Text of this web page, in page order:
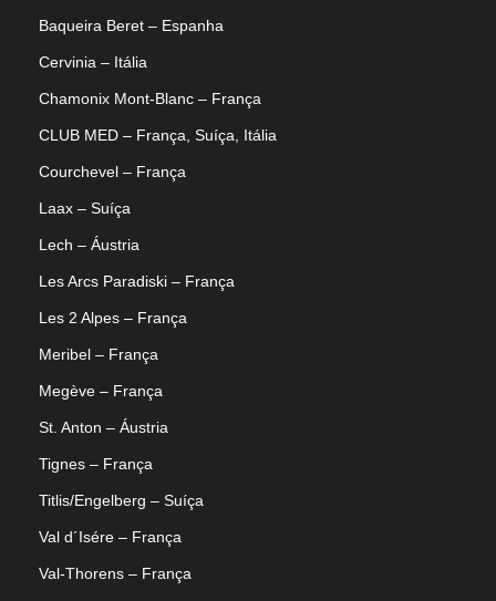
Baqueira Beret – Espanha
Cervinia – Itália
Chamonix Mont-Blanc – França
CLUB MED – França, Suíça, Itália
Courchevel – França
Laax – Suíça
Lech – Áustria
Les Arcs Paradiski – França
Les 2 Alpes – França
Meribel – França
Megève – França
St. Anton – Áustria
Tignes – França
Titlis/Engelberg – Suíça
Val d´Isére – França
Val-Thorens – França